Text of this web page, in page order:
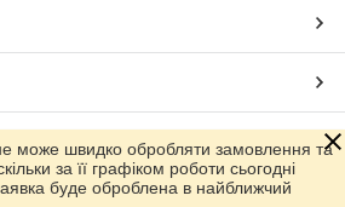
Prom.ua
може швидко обробляти замовлення та
за її графіком роботи сьогодні
буде оброблена в найближчий